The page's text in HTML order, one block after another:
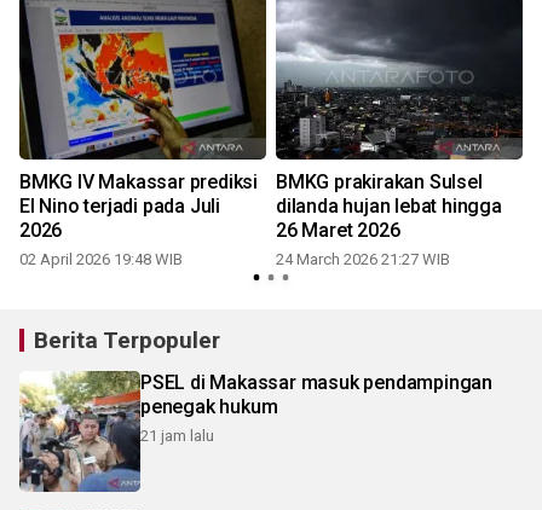
BMKG IV Makassar prediksi
El Nino terjadi pada Juli
2026
02 April 2026 19:48 WIB
BMKG prakirakan Sulsel
dilanda hujan lebat hingga
26 Maret 2026
24 March 2026 21:27 WIB
Berita Terpopuler
PSEL di Makassar masuk pendampingan
penegak hukum
21 jam lalu